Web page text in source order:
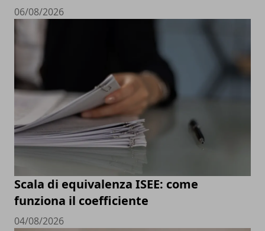
06/08/2026
Scala di equivalenza ISEE: come
funziona il coefficiente
04/08/2026